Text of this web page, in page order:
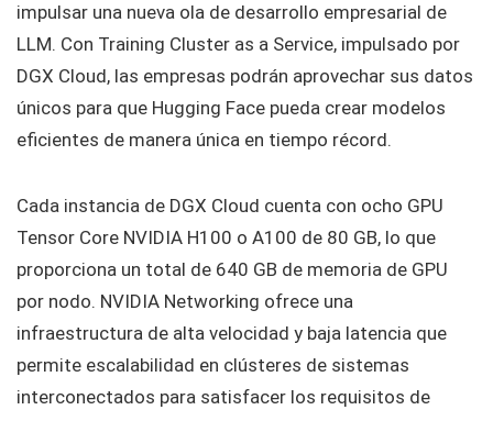
impulsar una nueva ola de desarrollo empresarial de
LLM. Con Training Cluster as a Service, impulsado por
DGX Cloud, las empresas podrán aprovechar sus datos
únicos para que Hugging Face pueda crear modelos
eficientes de manera única en tiempo récord.
Cada instancia de DGX Cloud cuenta con ocho GPU
Tensor Core NVIDIA H100 o A100 de 80 GB, lo que
proporciona un total de 640 GB de memoria de GPU
por nodo. NVIDIA Networking ofrece una
infraestructura de alta velocidad y baja latencia que
permite escalabilidad en clústeres de sistemas
interconectados para satisfacer los requisitos de